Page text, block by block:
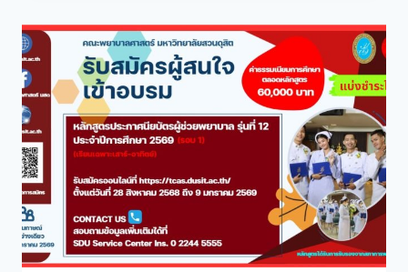
เปิด
รับ
สมัคร
ผู้
สนใจ
เข้า
ศึกษา
หลักสูตร
วิทยา
ศาสตร
บัณฑิต
สาขา
วิชา
เทคโนโลยี